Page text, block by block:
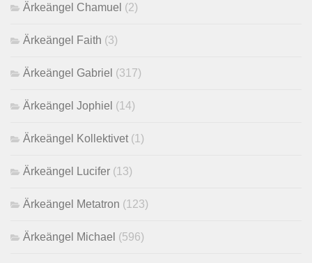
Ärkeängel Chamuel (2)
Ärkeängel Faith (3)
Ärkeängel Gabriel (317)
Ärkeängel Jophiel (14)
Ärkeängel Kollektivet (1)
Ärkeängel Lucifer (13)
Ärkeängel Metatron (123)
Ärkeängel Michael (596)